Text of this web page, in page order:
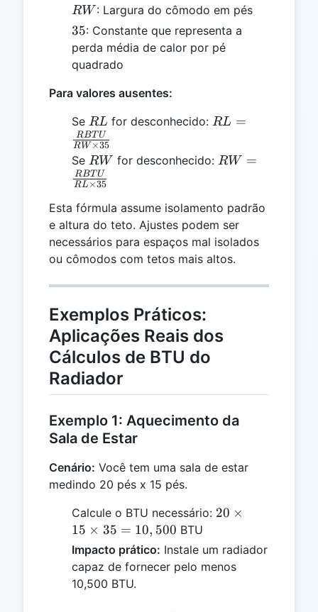
RW
RW : Largura do cômodo em pés
35
35: Constante que representa a
perda média de calor por pé
quadrado
Para valores ausentes:
Se RL
RL for desconhecido: RL =
{RW \times
35}
RL =
RW ×35
RBTU
Se RW
RW for desconhecido: RW =
35}
RW =
RL ×35
RBTU
Esta fórmula assume isolamento padrão
e altura do teto. Ajustes podem ser
necessários para espaços mal isolados
ou cômodos com tetos mais altos.
Exemplos Práticos:
Aplicações Reais dos
Cálculos de BTU do
Radiador
Exemplo 1: Aquecimento da
Sala de Estar
Cenário: Você tem uma sala de estar
medindo 20 pés x 15 pés.
Calcule o BTU necessário: 20
15
\times
20 ×
15 × 35 = 10, 500 BTU
Impacto prático: Instale um radiador
capaz de fornecer pelo menos
10,500 BTU.